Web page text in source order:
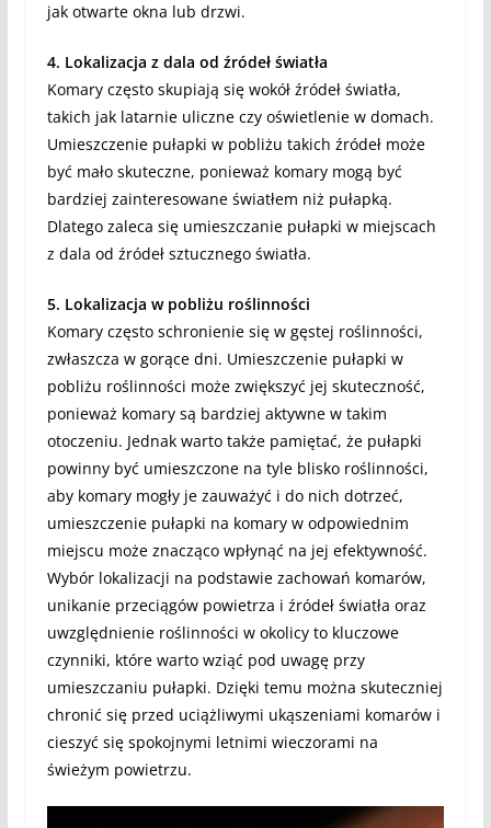
jak otwarte okna lub drzwi.
4. Lokalizacja z dala od źródeł światła
Komary często skupiają się wokół źródeł światła,
takich jak latarnie uliczne czy oświetlenie w domach.
Umieszczenie pułapki w pobliżu takich źródeł może
być mało skuteczne, ponieważ komary mogą być
bardziej zainteresowane światłem niż pułapką.
Dlatego zaleca się umieszczanie pułapki w miejscach
z dala od źródeł sztucznego światła.
5. Lokalizacja w pobliżu roślinności
Komary często schronienie się w gęstej roślinności,
zwłaszcza w gorące dni. Umieszczenie pułapki w
pobliżu roślinności może zwiększyć jej skuteczność,
ponieważ komary są bardziej aktywne w takim
otoczeniu. Jednak warto także pamiętać, że pułapki
powinny być umieszczone na tyle blisko roślinności,
aby komary mogły je zauważyć i do nich dotrzeć,
umieszczenie pułapki na komary w odpowiednim
miejscu może znacząco wpłynąć na jej efektywność.
Wybór lokalizacji na podstawie zachowań komarów,
unikanie przeciągów powietrza i źródeł światła oraz
uwzględnienie roślinności w okolicy to kluczowe
czynniki, które warto wziąć pod uwagę przy
umieszczaniu pułapki. Dzięki temu można skuteczniej
chronić się przed uciążliwymi ukąszeniami komarów i
cieszyć się spokojnymi letnimi wieczorami na
świeżym powietrzu.